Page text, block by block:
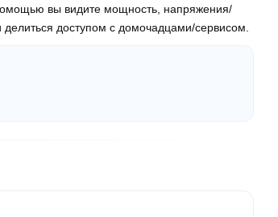
вы видите мощность, напряжения/
доступом с домочадцами/сервисом.